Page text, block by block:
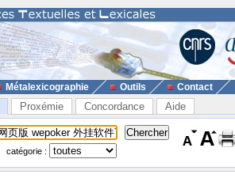
Métalexicographie Outils Contact
Proxémie Concordance Aide
catégorie :